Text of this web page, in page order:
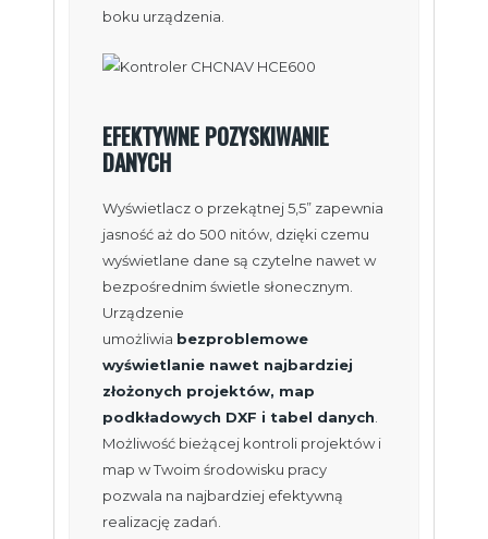
boku urządzenia.
EFEKTYWNE POZYSKIWANIE
DANYCH
Wyświetlacz o przekątnej 5,5” zapewnia
jasność aż do 500 nitów, dzięki czemu
wyświetlane dane są czytelne nawet w
bezpośrednim świetle słonecznym.
Urządzenie
umożliwia bezproblemowe
wyświetlanie nawet najbardziej
złożonych projektów, map
podkładowych DXF i tabel danych
Możliwość bieżącej kontroli projektów i
map w Twoim środowisku pracy
pozwala na najbardziej efektywną
realizację zadań.